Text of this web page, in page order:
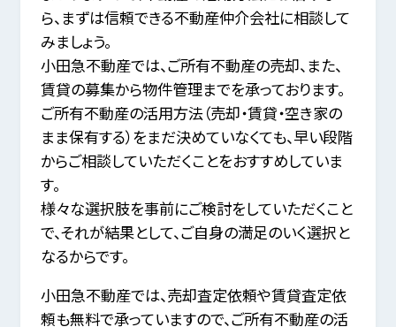
ら、まずは信頼できる不動産仲介会社に相談して
みましょう。
小田急不動産では、ご所有不動産の売却、また、
賃貸の募集から物件管理までを承っております。
ご所有不動産の活用方法（売却・賃貸・空き家の
まま保有する）をまだ決めていなくても、早い段階
からご相談していただくことをおすすめしていま
す。
様々な選択肢を事前にご検討をしていただくこと
で、それが結果として、ご自身の満足のいく選択と
なるからです。
小田急不動産では、売却査定依頼や賃貸査定依
頼も無料で承っていますので、ご所有不動産の活